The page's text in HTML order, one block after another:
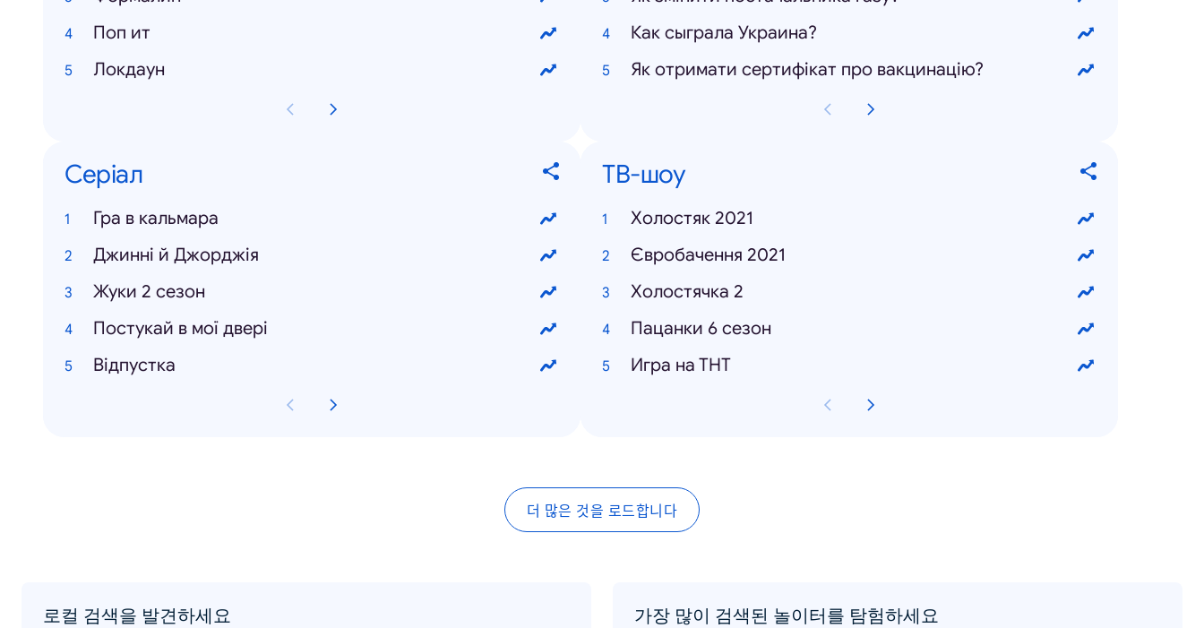
Поп ит
Локдаун
Как сыграла Украина?
Як отримати сертифікат про вакцинацію?
Серіал
Гра в кальмара
Джинні й Джорджія
Жуки 2 сезон
Постукай в мої двері
Відпустка
ТВ-шоу
Холостяк 2021
Євробачення 2021
Холостячка 2
Пацанки 6 сезон
Игра на ТНТ
더 많은 것을 로드합니다
로컬 검색을 발견하세요 가장 많이 검색된 놀이터를 탐험하세요